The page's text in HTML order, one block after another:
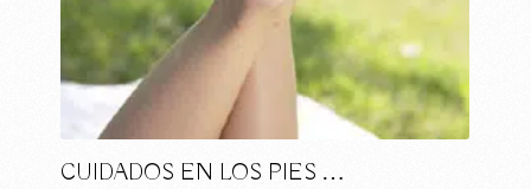
CUIDADOS EN LOS PIES …